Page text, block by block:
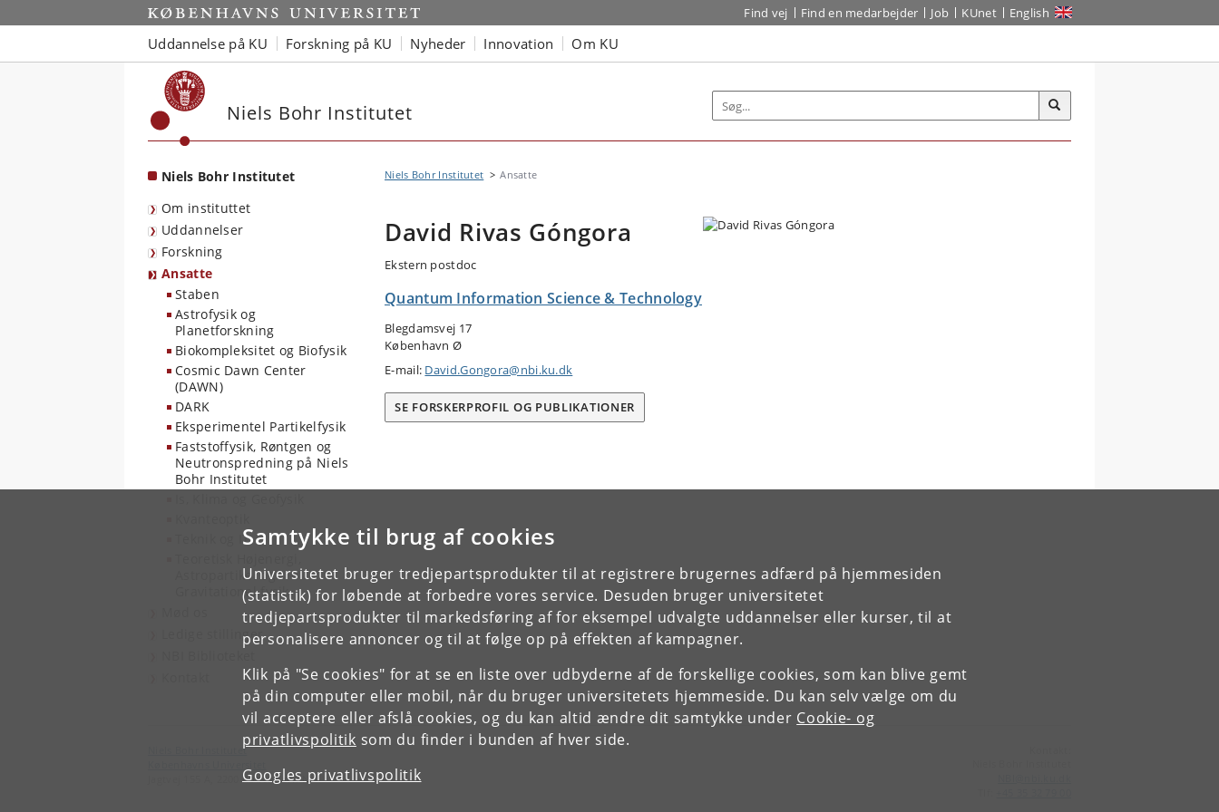
Samtykke til brug af cookies
Universitetet bruger tredjepartsprodukter til at registrere brugernes adfærd på hjemmesiden
(statistik) for løbende at forbedre vores service. Desuden bruger universitetet
tredjepartsprodukter til markedsføring af for eksempel udvalgte uddannelser eller kurser, til at
personalisere annoncer og til at følge op på effekten af kampagner.
Klik på "Se cookies" for at se en liste over udbyderne af de forskellige cookies, som kan blive gemt
på din computer eller mobil, når du bruger universitetets hjemmeside. Du kan selv vælge om du
vil acceptere eller afslå cookies, og du kan altid ændre dit samtykke under Cookie- og
privatlivspolitik som du finder i bunden af hver side.
Googles privatlivspolitik
Start Find vej Find en medarbejder Job KUnet English
Uddannelse på KU Forskning på KU Nyheder Innovation Om KU
Niels Bohr Institutet
Niels Bohr Institutet
Om instituttet
Uddannelser
Forskning
Ansatte
Staben
Astrofysik og
Planetforskning
Biokompleksitet og Biofysik
Cosmic Dawn Center
(DAWN)
DARK
Eksperimentel Partikelfysik
Faststoffysik, Røntgen og
Neutronspredning på Niels
Bohr Institutet
Teknik og IT
Astropartikel og
Gravitationel fysik
Ledige stillinger
Niels Bohr Institutet Ansatte
David Rivas Góngora
Ekstern postdoc
Quantum Information Science & Technology
Blegdamsvej 17
København Ø
E-mail: David.Gongora@nbi.ku.dk
SE FORSKERPROFIL OG PUBLIKATIONER
Niels Bohr Institutet
Jagtvej 155 A, 2200 København N.